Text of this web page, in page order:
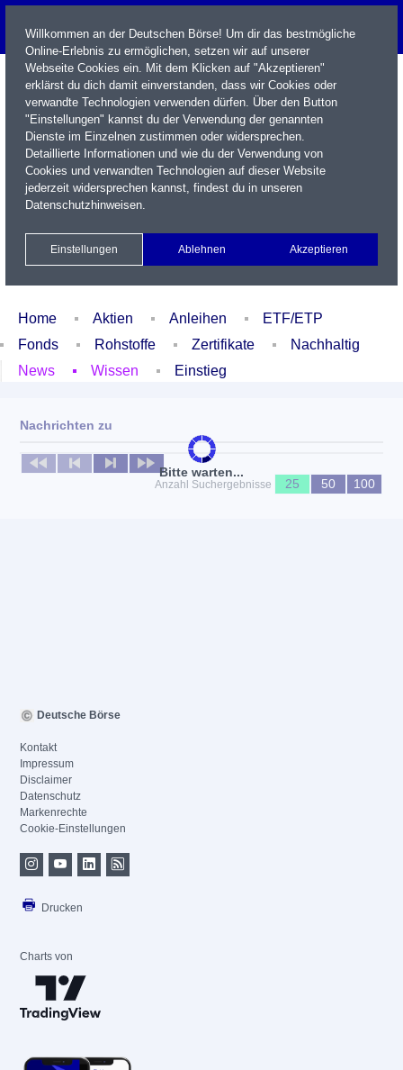
Name / WKN / ISIN / Kürzel
Xetra Realtime
Watchlist Portfolio Login
Home Aktien Anleihen
ETF/ETP
Fonds
Rohstoffe Zertifikate
Nachhaltig
News
Wissen Einstieg
Bitte warten...
Nachrichten zu
Keine News verfügbar
Anzahl Suchergebnisse
25 50 100
Willkommen an der Deutschen Börse! Um dir das bestmögliche
Online-Erlebnis zu ermöglichen, setzen wir auf unserer
Webseite Cookies ein. Mit dem Klicken auf "Akzeptieren"
erklärst du dich damit einverstanden, dass wir Cookies oder
verwandte Technologien verwenden dürfen. Über den Button
"Einstellungen" kannst du der Verwendung der genannten
Dienste im Einzelnen zustimmen oder widersprechen.
Detaillierte Informationen und wie du der Verwendung von
Cookies und verwandten Technologien auf dieser Website
jederzeit widersprechen kannst, findest du in unseren
Datenschutzhinweisen.
Einstellungen Ablehnen Akzeptieren
Deutsche Börse
Kontakt
Impressum
Disclaimer
Datenschutz
Markenrechte
Cookie-Einstellungen
Drucken
Charts von